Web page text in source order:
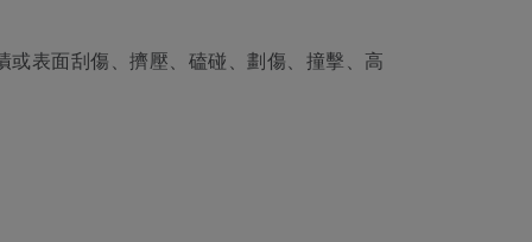
表面刮傷、擠壓、磕碰、劃傷、撞擊、高